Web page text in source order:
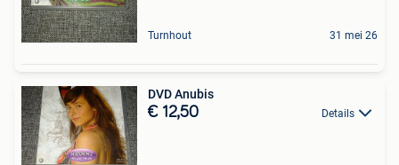
Turnhout 31 mei 26
DVD Anubis
€ 12,50 Details